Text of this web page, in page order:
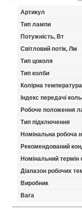
Артикул
Тип лампи
Потужність, Вт
Світловий потік, Лм
Тип цоколя
Тип колби
Колірна
Індекс передачі
Робоче положення
Тип підключення
Номінальна робоча
Рекомендований
Номінальний термін
Діапазон робочих
Виробник
Вага